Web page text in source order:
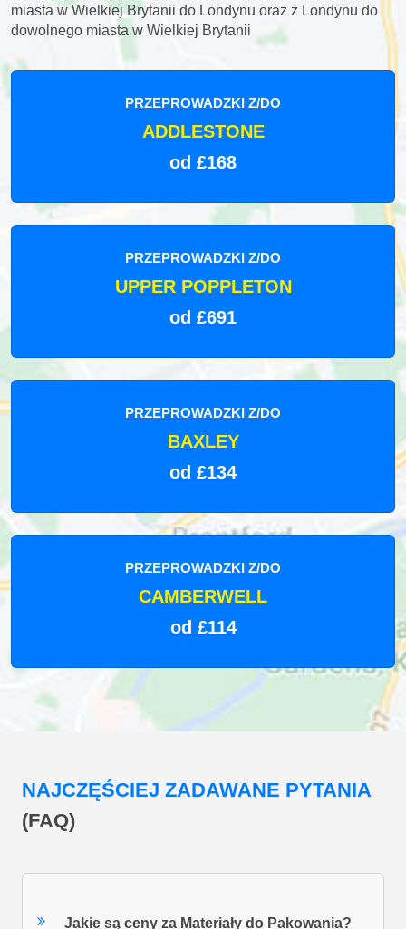
miasta w Wielkiej Brytanii do Londynu oraz z Londynu do
dowolnego miasta w Wielkiej Brytanii
PRZEPROWADZKI Z/DO
ADDLESTONE
od £168
PRZEPROWADZKI Z/DO
UPPER POPPLETON
od £691
PRZEPROWADZKI Z/DO
BAXLEY
od £134
PRZEPROWADZKI Z/DO
CAMBERWELL
od £114
NAJCZĘŚCIEJ ZADAWANE PYTANIA
(FAQ)
Jakie są ceny za Materiały do Pakowania?